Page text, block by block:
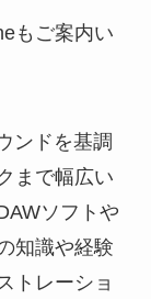
もご案内い
ンドを基調
まで幅広い
ソフトや
知識や経験
トレーショ